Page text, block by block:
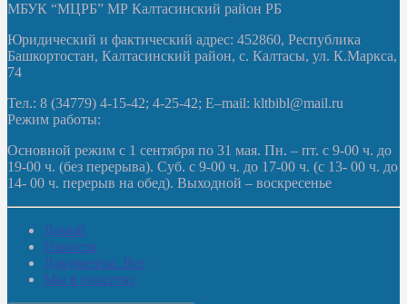
МБУК “МЦРБ” МР Калтасинский район РБ
Юридический и фактический адрес: 452860, Республика
Башкортостан, Калтасинский район, с. Калтасы, ул. К.Маркса,
74
Тел.: 8 (34779) 4-15-42; 4-25-42; E–mail: kltbibl@mail.ru
Режим работы:
Основной режим с 1 сентября по 31 мая. Пн. – пт. с 9-00 ч. до
19-00 ч. (без перерыва). Суб. с 9-00 ч. до 17-00 ч. (с 13- 00 ч. до
14- 00 ч. перерыв на обед). Выходной – воскресенье
Домой
Новости
Документы. Все
Мы в соцсетях